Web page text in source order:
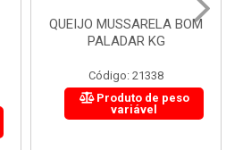
QUEIJO MUSSARELA BOM
PALADAR KG
Código: 21338
Produto de peso
variável